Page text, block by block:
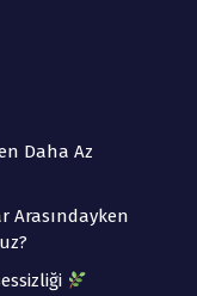
Daha Az
Arasındayken